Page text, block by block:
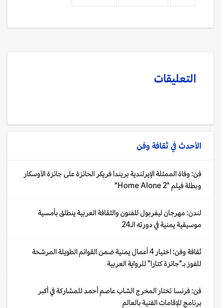
التعليقات
الأحدث في ثقافة وفن
فن: وفاة الممثلة الإيرلندية بريندا فريكر الحائزة على جائزة الأوسكار
وبطلة فيلم "Home Alone 2"
لندن: مهرجان ليفربول للفنون والثقافة العربية ينطلق بأمسية
موسيقية يمنية في دورته الـ24
ثقافة وفن: اختيار 4 أعمال يمنية ضمن القوائم الطويلة المرشحة
للفوز بـ"جائزة كتارا" للرواية العربية
فن: فرنسا تختار المخرج الشاب عاصم أحمد للمشاركة في أكبر
برنامج للإقامات الفنية بالعالم